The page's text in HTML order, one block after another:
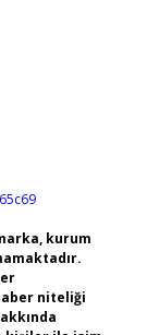
kurum
niteliği